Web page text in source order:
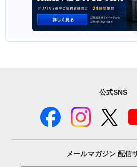
公式SNS
メールマガジン 配信